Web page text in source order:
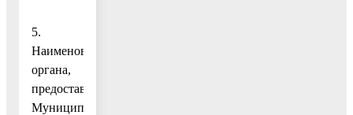
5.
Наименование
органа,
предоставляющего
Муниципальную